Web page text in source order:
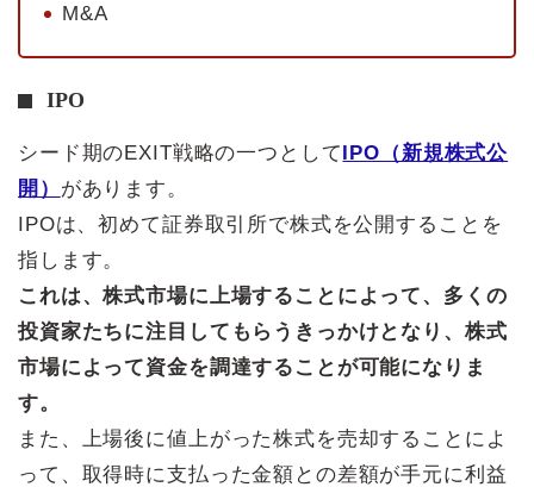
M&A
IPO
シード期のEXIT戦略の一つとしてIPO（新規株式公
開） があります。
IPOは、初めて証券取引所で株式を公開することを
指します。
これは、株式市場に上場することによって、多くの
投資家たちに注目してもらうきっかけとなり、株式
市場によって資金を調達することが可能になりま
す。
また、上場後に値上がった株式を売却することによ
って、取得時に支払った金額との差額が手元に利益